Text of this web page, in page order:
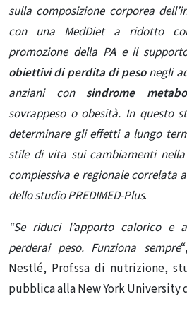
sulla composizione corporea
con una MedDiet a ridotto
promozione della PA e il
obiettivi di perdita di pesonegli
anziani con sindrome
sovrappeso o obesità. In questo
determinare gli effetti a lungo
stile di vita sui cambiamenti
complessiva e regionale correlata
dello studio PREDIMED-Plus.
“Se riduci l’apporto calorico e
perderai peso. Funziona sempre
Nestlé, Prof.ssa di nutrizione,
pubblicaalla New York University